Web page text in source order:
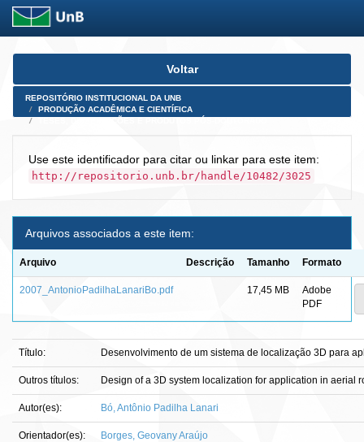
Skip
Voltar
REPOSITÓRIO INSTITUCIONAL DA UNB
PRODUÇÃO ACADÊMICA E CIENTÍFICA
Use este identificador para citar ou linkar para este item:
http://repositorio.unb.br/handle/10482/3025
Arquivos associados a este item:
Arquivo Descrição Tamanho Formato
2007_AntonioPadilhaLanariBo.pdf 17,45 MB
Adobe
PDF
Título: Desenvolvimento de um sistema de localização 3D para
Outros títulos: Design of a 3D system localization for application in aerial
Autor(es): Bó, Antônio Padilha Lanari
Orientador(es): Borges, Geovany Araújo